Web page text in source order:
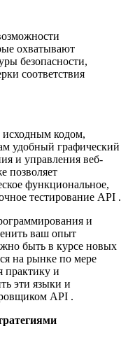
охватывают
безопасности,
соответствия
исходным кодом,
удобный графический
и управления веб-
позволяет
функциональное,
тестирование API .
и
ваш опыт
быть в курсе новых
на рынке по мере
практику и
эти языки и
API .